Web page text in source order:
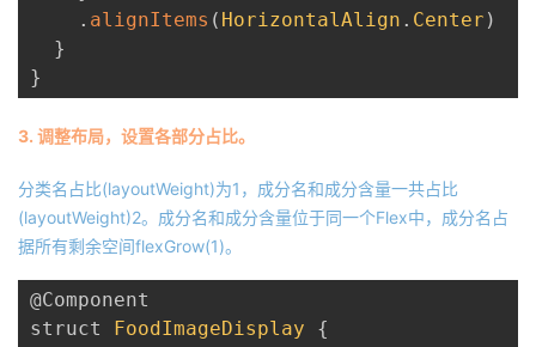
. alignItems ( HorizontalAlign . Center )
}
}
3. 调整布局，设置各部分占比。
分类名占比(layoutWeight)为1，成分名和成分含量一共占比
(layoutWeight)2。成分名和成分含量位于同一个Flex中，成分名占
据所有剩余空间flexGrow(1)。
@Component
struct FoodImageDisplay
{